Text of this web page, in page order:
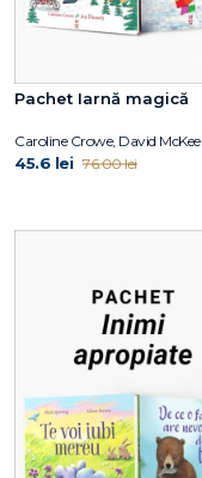
Pachet Iarnă magică
Caroline Crowe, David McKee
45.6 lei 76.00 lei